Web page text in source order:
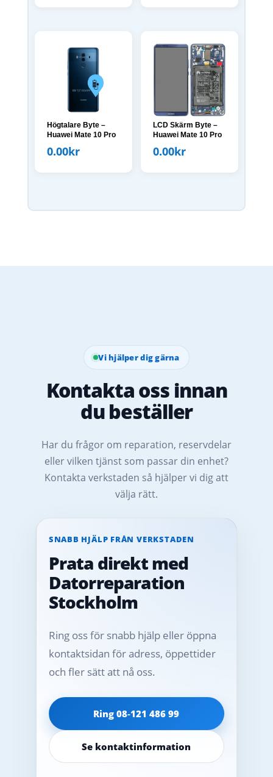
Högtalare Byte –
Huawei Mate 10 Pro
0.00kr
LCD Skärm Byte –
Huawei Mate 10 Pro
0.00kr
Vi hjälper dig gärna
Kontakta oss innan
du beställer
Har du frågor om reparation, reservdelar
eller vilken tjänst som passar din enhet?
Kontakta verkstaden så hjälper vi dig att
välja rätt.
SNABB HJÄLP FRÅN VERKSTADEN
Prata direkt med
Datorreparation
Stockholm
Ring oss för snabb hjälp eller öppna
kontaktsidan för adress, öppettider
och fler sätt att nå oss.
Ring 08‑121 486 99
Se kontaktinformation